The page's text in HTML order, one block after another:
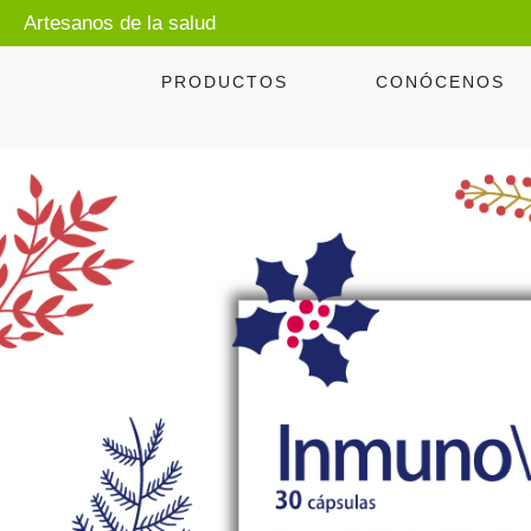
Artesanos de la salud
PRODUCTOS CONÓCENOS